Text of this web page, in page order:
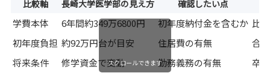
比較軸 長崎大学医学部の見え方 確認したい点
学費本体 6年間約349万6800円 初年度納付金を含むか 比
初年度負担 約92万円台が目安 住居費の有無
合
将来条件
修学資金で変動 勤務義務の有無 卒
スクロールできます